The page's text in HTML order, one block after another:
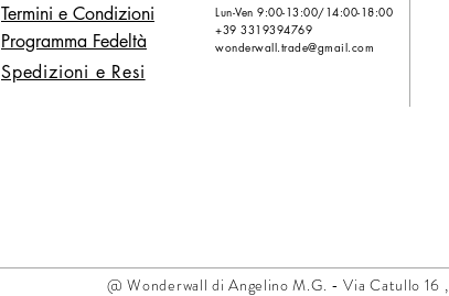
Termini e Condizioni
Programma Fedeltà
Spedizioni e Resi
Lun-Ven 9:00-13:00/14:00-18:00
+39 3319394769
wonderwall.trade@gmail.com
@ Wonderwall di Angelino M.G. -Via Catullo 16 ,